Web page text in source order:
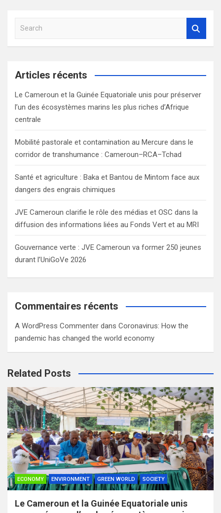
a
c
Articles récents
Le Cameroun et la Guinée Equatoriale unis pour préserver
l’un des écosystèmes marins les plus riches d’Afrique
centrale
Mobilité pastorale et contamination au Mercure dans le
corridor de transhumance : Cameroun–RCA–Tchad
Santé et agriculture : Baka et Bantou de Mintom face aux
dangers des engrais chimiques
JVE Cameroun clarifie le rôle des médias et OSC dans la
diffusion des informations liées au Fonds Vert et au MRI
Gouvernance verte : JVE Cameroun va former 250 jeunes
durant l’UniGoVe 2026
Commentaires récents
A WordPress Commenter dans Coronavirus: How the
pandemic has changed the world economy
Related Posts
ECONOMY ENVIRONMENT GREEN WORLD SOCIETY
Le Cameroun et la Guinée Equatoriale unis